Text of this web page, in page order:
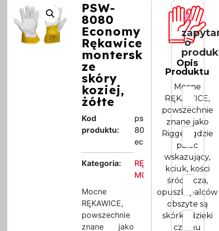
PSW-
8080
Economy
Rękawice
monterskie
ze
skóry
koziej,
żółte
Kod
produktu:
psw-
8080-
economy
Kategoria:
RĘKAWICE
MONTERSKIE
Mocne
RĘKAWICE,
powszechnie
znane jako
Opis
Produktu
Mocne
RĘKAWICE,
powszechnie
znane jako
Rigger, gdzie
palec
wskazujący,
kciuk, kości
śródrecza,
opuszki palców
obszyte są
skórką dzieki
czemu
o
z
a
a
d
k
ę
l
o
ś
ć
I
l
o
ś
I
m
i
N
a
z
w
i
s
k
o
*
E
m
a
i
l
*
R
o
z
m
iI